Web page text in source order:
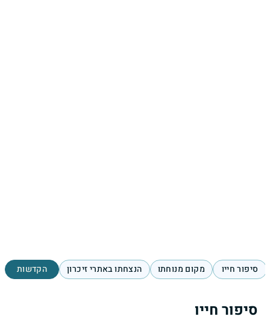
סיפור חייו מקום מנוחתו הנצחתו באתרי זיכרון הקדשות
סיפור חייו